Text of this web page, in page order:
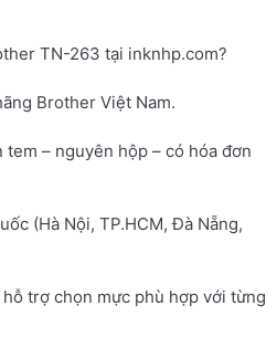
TN-263 tại inknhp.com?
Brother Việt Nam.
tem – nguyên hộp – có hóa đơn
(Hà Nội, TP.HCM, Đà Nẵng,
trợ chọn mực phù hợp với từng